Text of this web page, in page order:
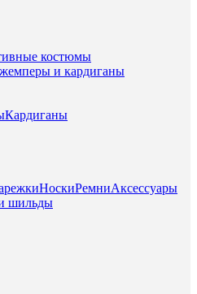
костюмы
и кардиганы
Кардиганы
НоскиРемниАксессуары
шильды